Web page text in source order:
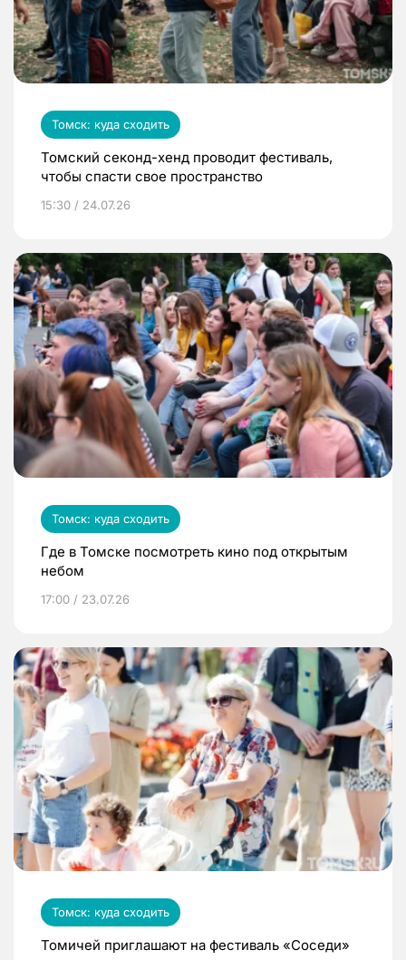
Томск: куда сходить
Томский секонд-хенд проводит фестиваль,
чтобы спасти свое пространство
15:30 / 24.07.26
Томск: куда сходить
Где в Томске посмотреть кино под открытым
небом
17:00 / 23.07.26
Томск: куда сходить
Томичей приглашают на фестиваль «Соседи»